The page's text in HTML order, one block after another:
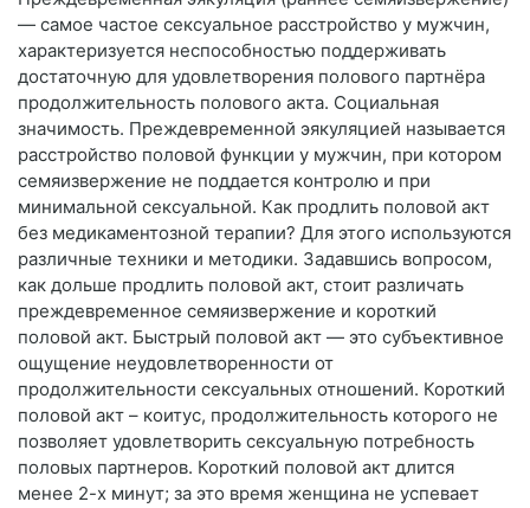
— самое частое сексуальное расстройство у мужчин,
характеризуется неспособностью поддерживать
достаточную для удовлетворения полового партнёра
продолжительность полового акта. Социальная
значимость. Преждевременной эякуляцией называется
расстройство половой функции у мужчин, при котором
семяизвержение не поддается контролю и при
минимальной сексуальной. Как продлить половой акт
без медикаментозной терапии? Для этого используются
различные техники и методики. Задавшись вопросом,
как дольше продлить половой акт, стоит различать
преждевременное семяизвержение и короткий
половой акт. Быстрый половой акт — это субъективное
ощущение неудовлетворенности от
продолжительности сексуальных отношений. Короткий
половой акт – коитус, продолжительность которого не
позволяет удовлетворить сексуальную потребность
половых партнеров. Короткий половой акт длится
менее 2-х минут; за это время женщина не успевает